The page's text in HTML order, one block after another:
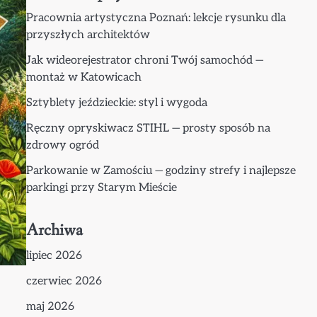
Pracownia artystyczna Poznań: lekcje rysunku dla
przyszłych architektów
Jak wideorejestrator chroni Twój samochód —
montaż w Katowicach
Sztyblety jeździeckie: styl i wygoda
Ręczny opryskiwacz STIHL — prosty sposób na
zdrowy ogród
Parkowanie w Zamościu — godziny strefy i najlepsze
parkingi przy Starym Mieście
Archiwa
lipiec 2026
czerwiec 2026
maj 2026